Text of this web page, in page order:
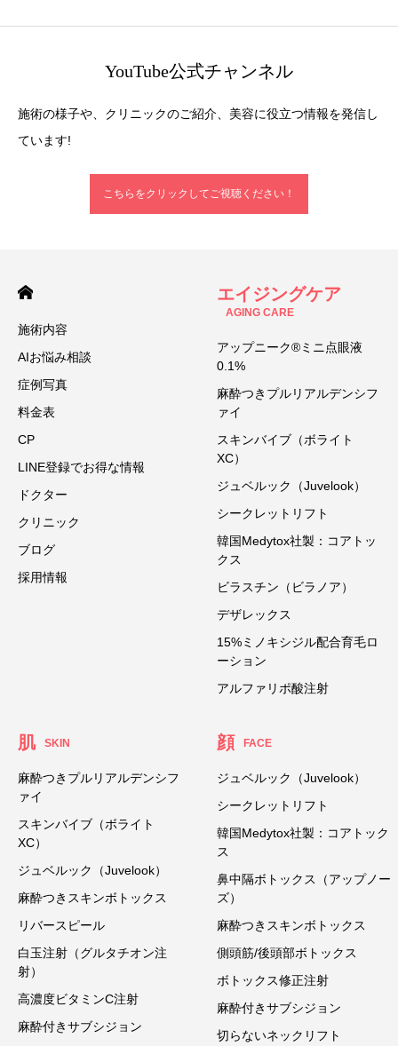
YouTube公式チャンネル
施術の様子や、クリニックのご紹介、美容に役立つ情報を発信し
ています!
こちらをクリックしてご視聴ください！
施術内容
AIお悩み相談
症例写真
料金表
CP
LINE登録でお得な情報
ドクター
クリニック
ブログ
採用情報
エイジングケア
AGING CARE
アップニーク®ミニ点眼液
0.1%
麻酔つきプルリアルデンシフ
ァイ
スキンバイブ（ボライト
XC）
ジュベルック（Juvelook）
シークレットリフト
韓国Medytox社製：コアトッ
クス
ビラスチン（ビラノア）
デザレックス
15%ミノキシジル配合育毛ロ
ーション
アルファリポ酸注射
肌 SKIN
麻酔つきプルリアルデンシフ
ァイ
スキンバイブ（ボライト
XC）
ジュベルック（Juvelook）
麻酔つきスキンボトックス
リバースピール
白玉注射（グルタチオン注
射）
高濃度ビタミンC注射
麻酔付きサブシジョン
顔 FACE
ジュベルック（Juvelook）
シークレットリフト
韓国Medytox社製：コアトック
ス
鼻中隔ボトックス（アップノー
ズ）
麻酔つきスキンボトックス
側頭筋/後頭部ボトックス
ボトックス修正注射
麻酔付きサブシジョン
切らないネックリフト